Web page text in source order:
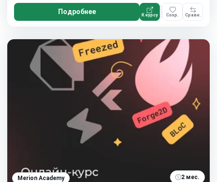
Подробнее К курсу Сохр. Сравн.
Merion Academy 2 мес.